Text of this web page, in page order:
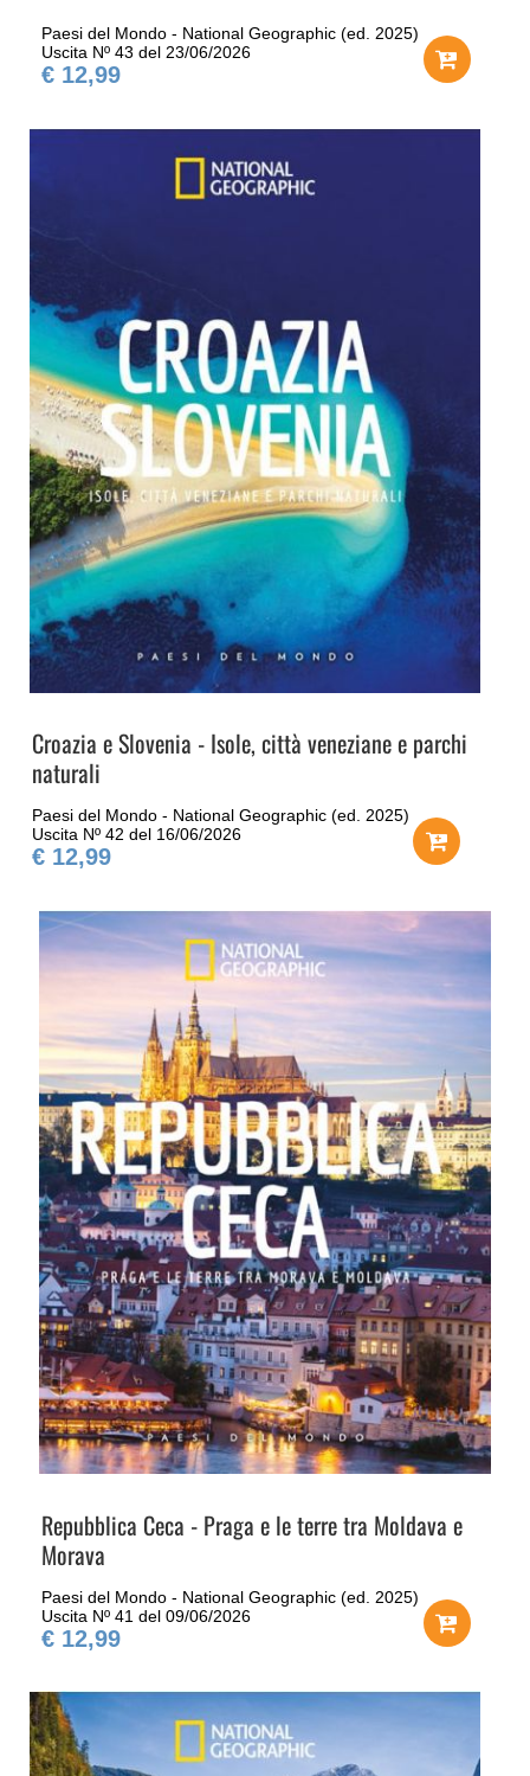
Paesi del Mondo - National Geographic (ed. 2025)
Uscita Nº 43 del 23/06/2026
€ 12,99
Croazia e Slovenia - Isole, città veneziane e parchi
naturali
Paesi del Mondo - National Geographic (ed. 2025)
Uscita Nº 42 del 16/06/2026
€ 12,99
Repubblica Ceca - Praga e le terre tra Moldava e
Morava
Paesi del Mondo - National Geographic (ed. 2025)
Uscita Nº 41 del 09/06/2026
€ 12,99